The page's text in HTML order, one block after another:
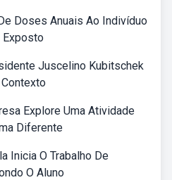
Doses Anuais Ao Indivíduo
Exposto
Juscelino Kubitschek
Explore Uma Atividade
Diferente
Inicia O Trabalho De
O Aluno